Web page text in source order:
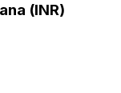
(INR)